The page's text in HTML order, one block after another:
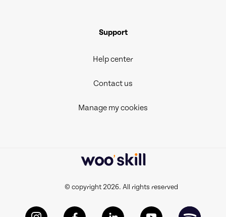
Support
Help center
Contact us
Manage my cookies
© copyright 2026. All rights reserved